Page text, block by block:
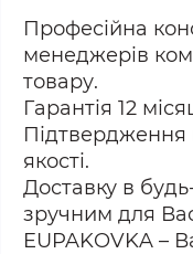
Професійна
менеджерів
товару.
Гарантія 12
Підтвердження
якості.
Доставку в
зручним для
EUPAKOVKA –